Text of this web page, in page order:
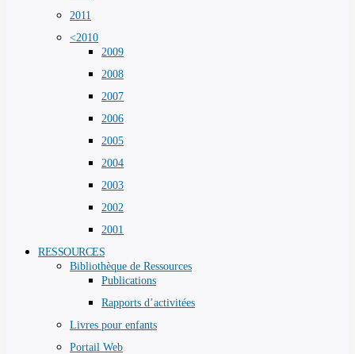
2011
<2010
2009
2008
2007
2006
2005
2004
2003
2002
2001
RESSOURCES
Bibliothèque de Ressources
Publications
Rapports d’activitées
Livres pour enfants
Portail Web